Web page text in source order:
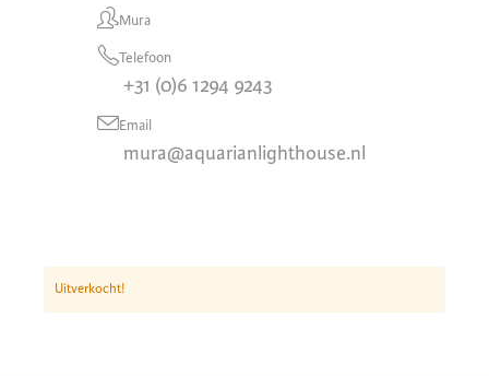
Mura
Telefoon
+31 (0)6 1294 9243
Email
mura@aquarianlighthouse.nl
Uitverkocht!